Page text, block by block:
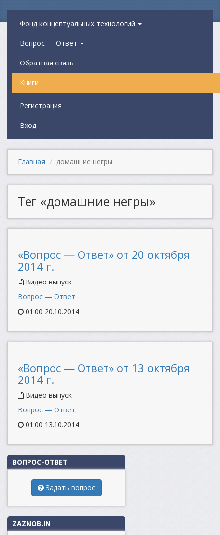
Фонд концептуальных технологий
Вопрос — Ответ
Обратная связь
Книги
Регистрация
Вход
Главная домашние негры
Тег «домашние негры»
«Вопрос — Ответ» от 20 октября
2014 г.
Видео выпуск
Вопрос — Ответ
01:00 20.10.2014
«Вопрос — Ответ» от 13 октября
2014 г.
Видео выпуск
Вопрос — Ответ
01:00 13.10.2014
ВОПРОС-ОТВЕТ
Задать вопрос
ZAZNOB.IN